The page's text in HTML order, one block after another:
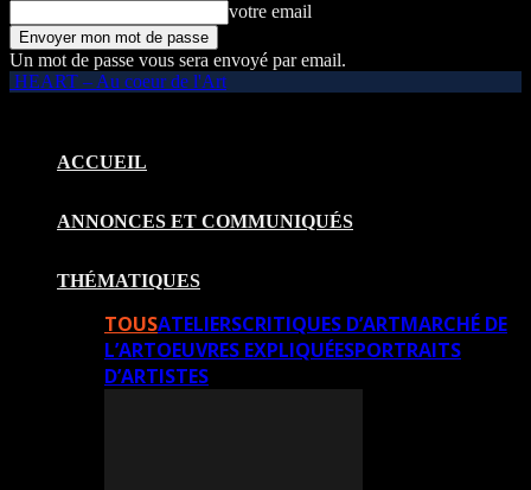
votre email
Un mot de passe vous sera envoyé par email.
HEART – Au coeur de l'Art
ACCUEIL
ANNONCES ET COMMUNIQUÉS
THÉMATIQUES
TOUSATELIERSCRITIQUES D’ARTMARCHÉ DE
L’ARTOEUVRES EXPLIQUÉESPORTRAITS
D’ARTISTES